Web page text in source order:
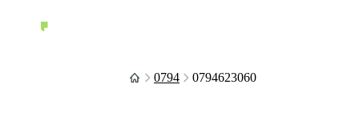
0794 0794623060